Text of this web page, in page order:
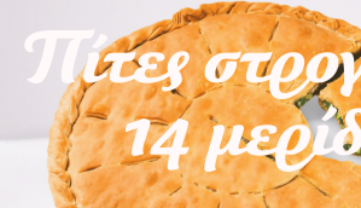
Πίτες
14